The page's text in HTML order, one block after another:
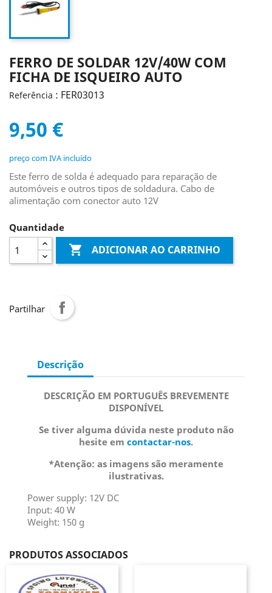
FERRO DE SOLDAR 12V/40W COM
FICHA DE ISQUEIRO AUTO
Referência : FER03013
9,50 €
preço com IVA incluído
Este ferro de solda é adequado para reparação de
automóveis e outros tipos de soldadura. Cabo de
alimentação com conector auto 12V
Quantidade
 ADICIONAR AO CARRINHO
Partilhar
Descrição
DESCRIÇÃO EM PORTUGUÊS BREVEMENTE
DISPONÍVEL
Se tiver alguma dúvida neste produto não
hesite em contactar-nos.
*Atenção: as imagens são meramente
ilustrativas.
Power supply: 12V DC
Input: 40 W
Weight: 150 g
PRODUTOS ASSOCIADOS